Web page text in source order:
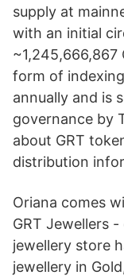
supply at
with an initial
~1,245,666,867
form of
annually and is
governance by
about GRT
distribution
Oriana comes
GRT Jewellers
jewellery store
jewellery in